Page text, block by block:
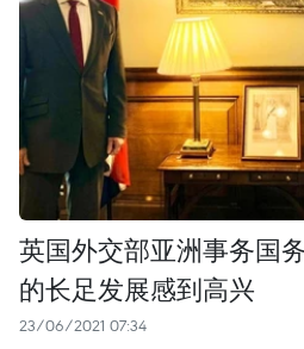
英国外交部亚洲事务国
的长足发展感到高兴
23/06/2021 07:34